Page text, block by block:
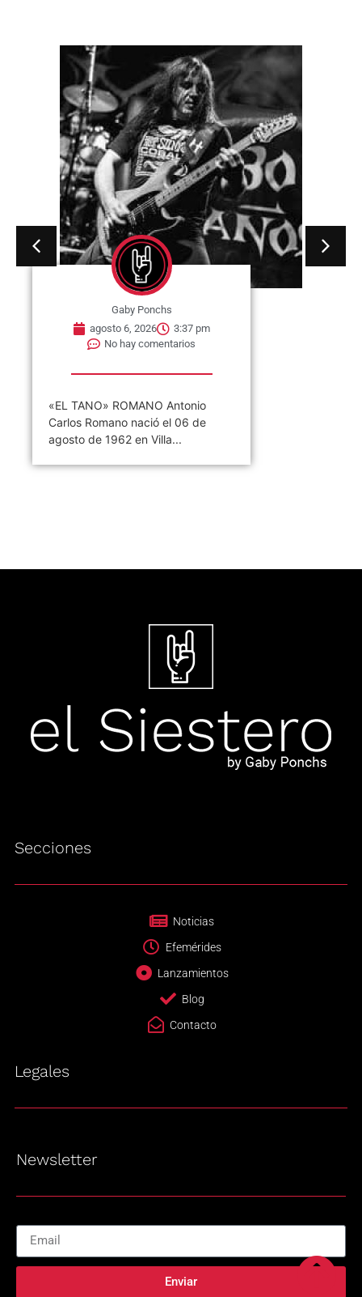
Gaby Ponchs
agosto 6, 2026
3:37 pm
No hay comentarios
«EL TANO» ROMANO Antonio
Carlos Romano nació el 06 de
agosto de 1962 en Villa...
Secciones
Noticias
Efemérides
Lanzamientos
Blog
Contacto
Legales
Newsletter
Enviar